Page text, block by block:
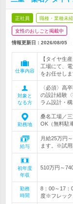
正社員 職種・業種未
女性のおしごと掲載中
情報更新日：2026/08/05
仕事内容
【タイヤ生
工場にて、
をお任せしま
対象と
なる方
〈必須〉高
の設計経験
ラム設計・
勤務地
桑名工場／
OK（無料駐
給与
月給25万円
ます。※試用
初年度
年収
510万円～
勤務
時間
8：00～17
度※フレック